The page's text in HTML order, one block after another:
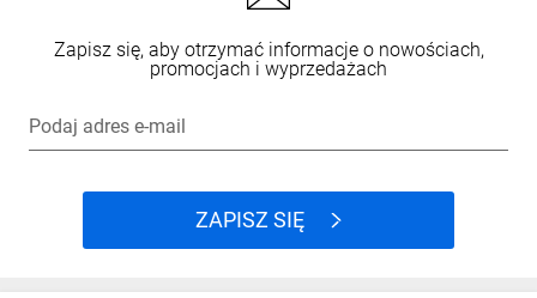
Zapisz się, aby otrzymać informacje o nowościach,
promocjach i wyprzedażach
Podaj adres e-mail
ZAPISZ SIĘ